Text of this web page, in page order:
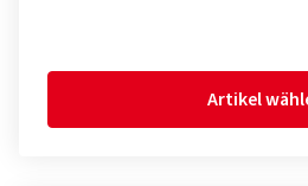
Artikel